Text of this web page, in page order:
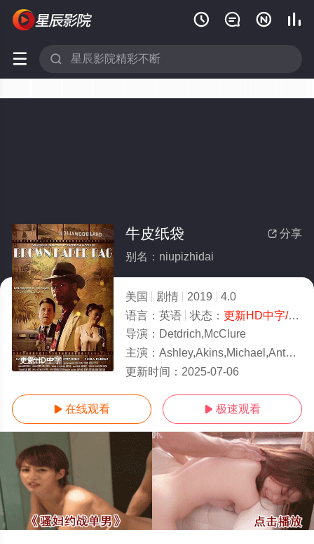
   
 
更新HD中字
 分享
牛皮纸袋
别名：niupizhidai
美国 剧情 2019
4.0
语言： 英语 状态： 更新HD中字/高清
导演： Detdrich,McClure
主演： Ashley,Akins,Michael,Anthony,Jr.,Vivia,E.,Armstrong,Pr
更新时间： 2025-07-06
 在线观看  极速观看